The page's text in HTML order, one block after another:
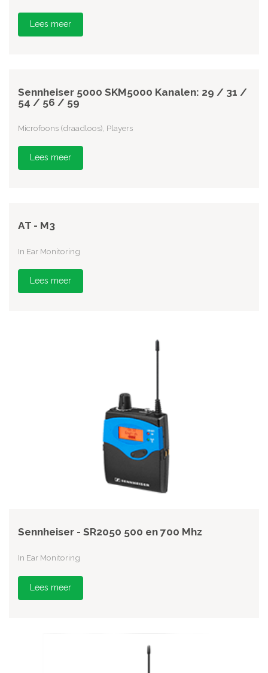
Lees meer
Sennheiser 5000 SKM5000 Kanalen: 29 / 31 /
54 / 56 / 59
Microfoons (draadloos), Players
Lees meer
AT - M3
In Ear Monitoring
Lees meer
Sennheiser - SR2050 500 en 700 Mhz
In Ear Monitoring
Lees meer